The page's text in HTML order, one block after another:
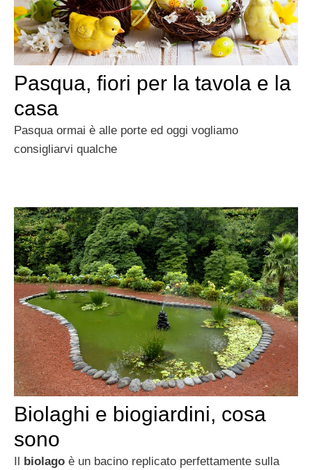
Pasqua, fiori per la tavola e la
casa
Pasqua ormai è alle porte ed oggi vogliamo
consigliarvi qualche
Biolaghi e biogiardini, cosa
sono
biolago è un bacino replicato perfettamente sulla